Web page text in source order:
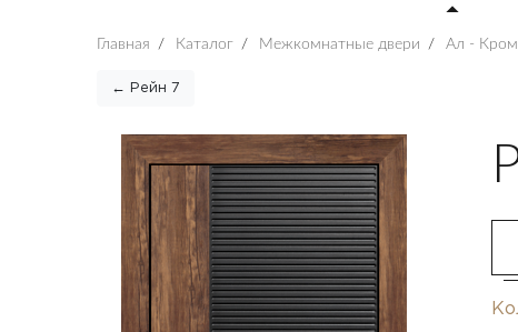
Главная / Каталог / Межкомнатные двери / Ал -
← Рейн 7